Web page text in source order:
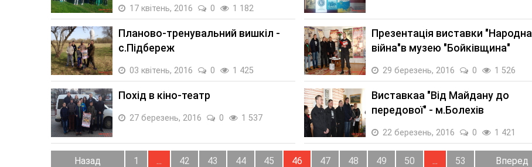
17 квітень, 2016 0 1 182
Планово-тренувальний вишкіл -
с.Підбереж
03 квітень, 2016 0 1 425
Презентація виставки "Народна
війна"в музею "Бойківщина"
29 березень, 2016 0 1 526
Похід в кіно-театр
27 березень, 2016 0 1 537
Виставкаа "Від Майдану до
передової" - м.Болехів
22 березень, 2016 0 1 421
Назад 1 ... 42 43 44 45 46 47 48 49 50 ... 53 Вперед